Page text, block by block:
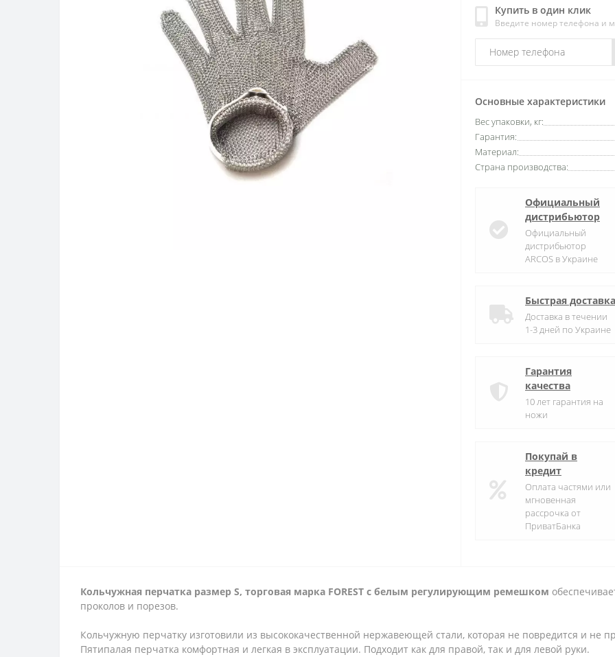
Купить в один клик
Введите номер телефона и
Основные характеристики
Вес упаковки, кг:
Гарантия:
Материал:
Страна производства:
Официальный
дистрибьютор
Официальный
дистрибьютор
ARCOS в Украине
Быстрая доставка
Доставка в течении
1-3 дней по Украине
Гарантия
качества
10 лет гарантия на
ножи
Покупай в
кредит
Оплата частями или
мгновенная
рассрочка от
ПриватБанка
Кольчужная перчатка размер S, торговая марка FOREST с белым регулирующим ремешком
проколов и порезов.
Кольчужную перчатку изготовили из высококачественной нержавеющей стали, которая не повредится и не
Пятипалая перчатка комфортная и легкая в эксплуатации. Подходит как для правой, так и для левой руки.